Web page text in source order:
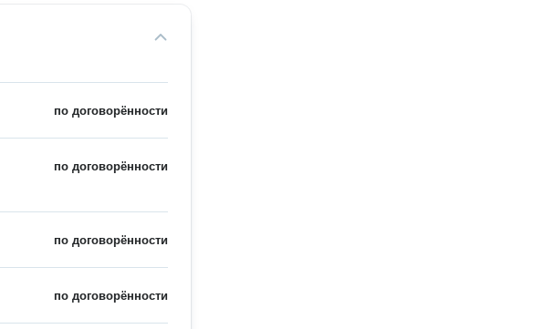
по договорённости
по договорённости
по договорённости
по договорённости